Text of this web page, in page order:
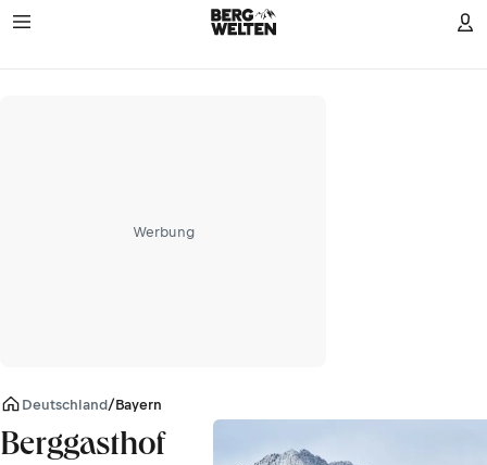
Werbung
Deutschland/Bayern
Berggasthof